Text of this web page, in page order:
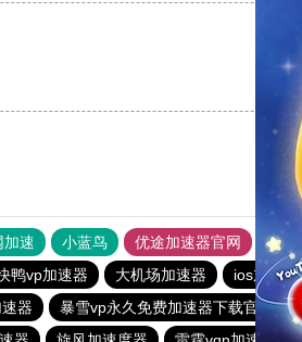
加速 小蓝鸟 优途加速器官网 风驰
鸭vp加速器 大机场加速器 ios加速器
器 暴雪vp永久免费加速器下载官网